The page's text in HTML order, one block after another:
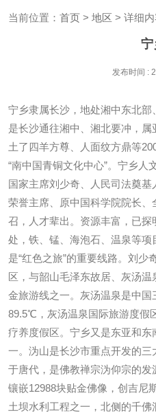
当前位置： 首页 > 地区 > 详细内
宁
发布时间 :
宁乡隶属长沙，地处湘中东北部
是长沙通往湘中、湘北要冲，
土了四羊方尊、人面纹方鼎等
“南中国青铜文化中心”。宁乡人
国家主席刘少奇、人民司法奠
荣誉主席、原中国科学院院长
召，人才辈出。资源丰富，已探
处，铁、锰、海泡石、温泉等
是“红色之旅”的重要线路。刘少
区，与韶山毛泽东故居、灰汤
金旅游线之一。灰汤温泉是中
89.5℃，灰汤温泉国际旅游度假
疗养度假区。宁乡又是东亚和
一。沩山是长沙市重点开发的
于唐代，是佛教禅宗沩仰宗的
镶嵌12988块贴金佛像，创吉尼
土坝水利工程之一，北侧的千